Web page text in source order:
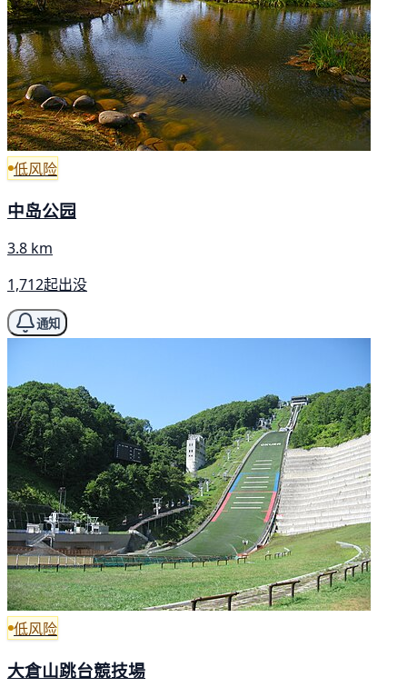
低风险
中岛公园
3.8 km
1,712起出没
通知
低风险
大倉山跳台競技場